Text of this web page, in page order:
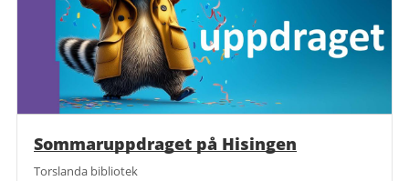
Sommaruppdraget på Hisingen
Torslanda bibliotek